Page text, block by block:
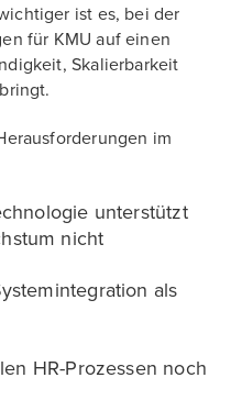
ist es, bei der
für KMU auf einen
Skalierbarkeit
im
unterstützt
nicht
als
HR-Prozessen noch